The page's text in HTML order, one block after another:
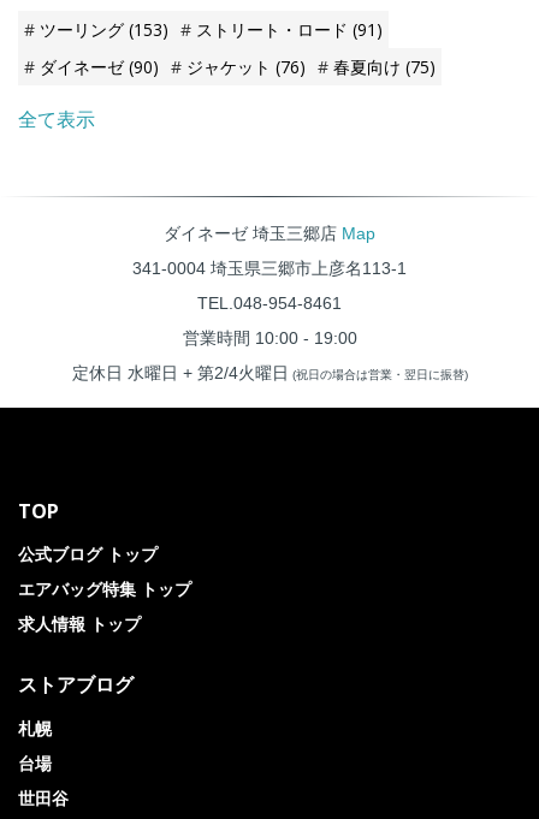
える新作メッシュジャケット
「SUPER SPRINT AIR TEX
JACKET」を徹底解説いたしま
す！
ツーリング (153) ストリート・ロード (91)
ダイネーゼ(90) ジャケット (76) 春夏向け (75)
全て表示
ダイネーゼ 埼玉三郷店 Map
341-0004 埼玉県三郷市上彦名113-1
TEL.048-954-8461
営業時間 10:00 - 19:00
定休日 水曜日 + 第2/4火曜日 (祝日の場合は営業・翌日に振替)
TOP
公式ブログ トップ
エアバッグ特集 トップ
求人情報 トップ
ストアブログ
札幌
台場
世田谷